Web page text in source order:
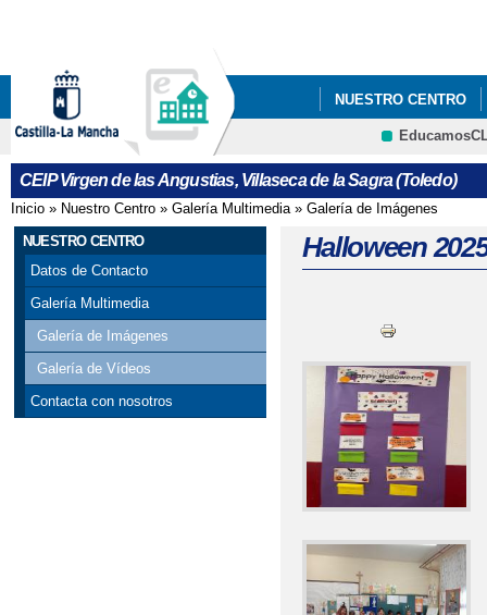
NUESTRO CENTRO
VI PLAN DE ÉXITO
CRFP
CEIP Virgen de las Angustias, Villaseca de la Sagra (Toledo)
Se encuentra usted aquí
Inicio » Nuestro Centro » Galería Multimedia» Galería de Imágenes
NUESTRO CENTRO
Datos de Contacto
Galería Multimedia
Galería de Imágenes
Galería de Vídeos
Contacta con nosotros
Halloween